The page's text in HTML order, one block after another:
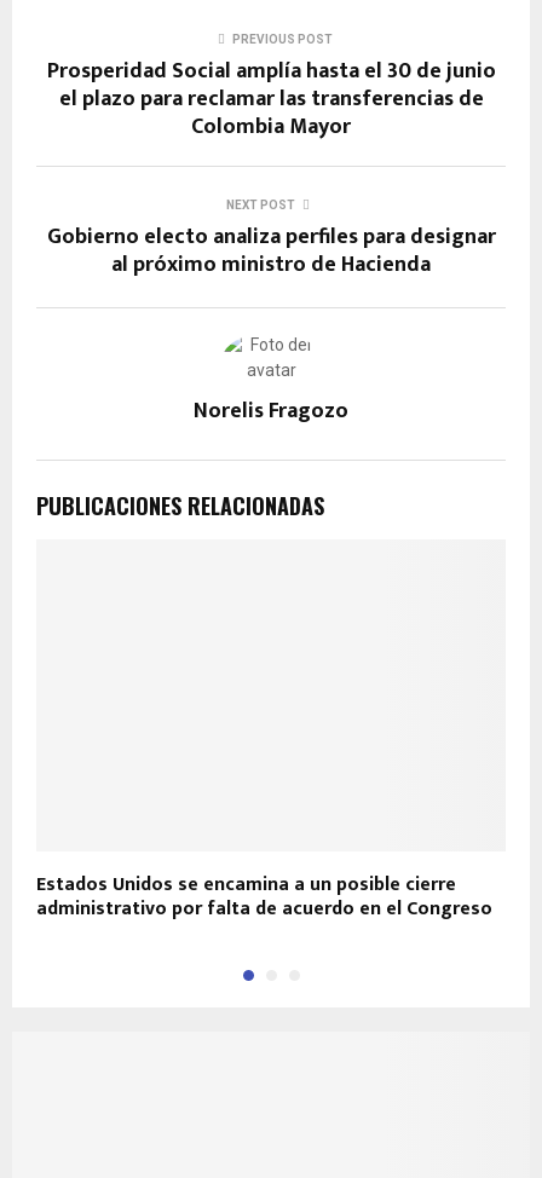
b
o
k
s
A
p
gr
a
m
n
g
er
Li
n
k
PREVIOUS POST
Prosperidad Social amplía hasta el 30 de junio
el plazo para reclamar las transferencias de
Colombia Mayor
NEXT POST
Gobierno electo analiza perfiles para designar
al próximo ministro de Hacienda
Norelis Fragozo
PUBLICACIONES RELACIONADAS
Estados Unidos se encamina a un posible cierre
administrativo por falta de acuerdo en el Congreso